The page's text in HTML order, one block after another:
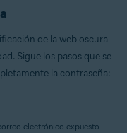
de la web oscura
Sigue los pasos que se
la contraseña:
electrónico expuesto